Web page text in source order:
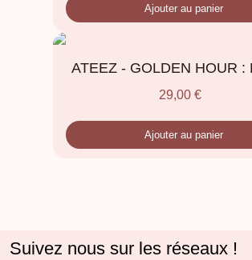
Ajouter au panier
ATEEZ - GOLDEN HOUR :
29,00 €
Ajouter au panier
Suivez nous sur les réseaux !